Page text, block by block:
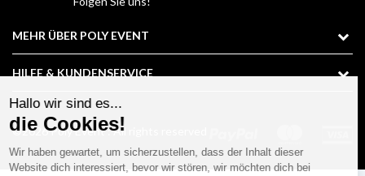
MEHR ÜBER POLY EVENT
HILFE & KUNDENSERVICE
©2026 Poly Event : All rights reserved